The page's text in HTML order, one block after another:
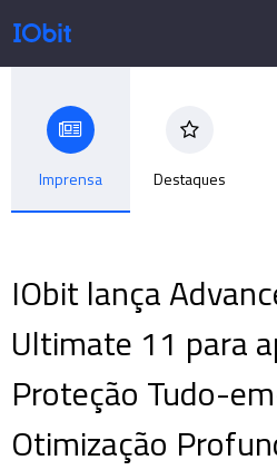
Produtos
Loja
Sala de Imprensa
Suporte
Imprensa Destaques
IObit lança
Ultimate 11 para
Proteção Tudo-
Otimização